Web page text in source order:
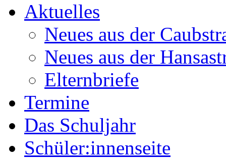
Aktuelles
Neues aus der
Neues aus der
Elternbriefe
Termine
Das Schuljahr
Schüler:innenseite